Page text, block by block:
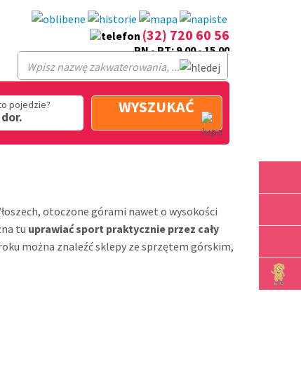
(32) 720 60 56
PN - PT: 9.00 - 15.00
pojedzie? WYSZUKAĆ
otoczone górami nawet o wysokości
tu uprawiać sport praktycznie przez cały
można znaleźć sklepy ze sprzętem górskim,